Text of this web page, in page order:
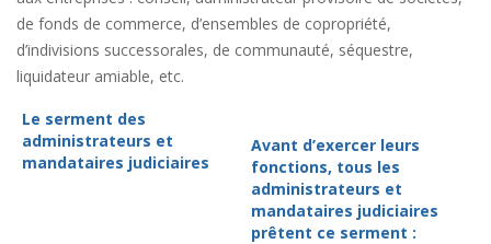
de fonds de commerce, d’ensembles de copropriété,
d’indivisions successorales, de communauté, séquestre,
liquidateur amiable, etc.
Le serment des
administrateurs et
mandataires judiciaires
Avant d’exercer leurs
fonctions, tous les
administrateurs et
mandataires judiciaires
prêtent ce serment :